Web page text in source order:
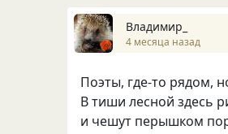
Владимир_
4 месяца назад
Поэты, где-то рядом,
В тиши лесной здесь
и чешут перышком